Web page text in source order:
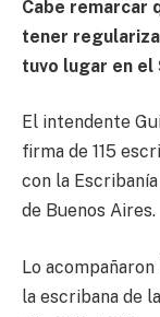
Cabe remarcar
tener
tuvo lugar en el
El intendente
firma de 115
con la
de Buenos Aires.
Lo
la escribana de